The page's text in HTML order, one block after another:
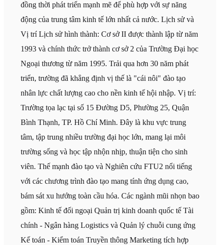
đồng thời phát triển mạnh mẽ để phù hợp với sự năng
động của trung tâm kinh tế lớn nhất cả nước. Lịch sử và
Vị trí Lịch sử hình thành: Cơ sở II được thành lập từ năm
1993 và chính thức trở thành cơ sở 2 của Trường Đại học
Ngoại thương từ năm 1995. Trải qua hơn 30 năm phát
triển, trường đã khẳng định vị thế là "cái nôi" đào tạo
nhân lực chất lượng cao cho nền kinh tế hội nhập. Vị trí:
Trường tọa lạc tại số 15 Đường D5, Phường 25, Quận
Bình Thạnh, TP. Hồ Chí Minh. Đây là khu vực trung
tâm, tập trung nhiều trường đại học lớn, mang lại môi
trường sống và học tập nhộn nhịp, thuận tiện cho sinh
viên. Thế mạnh đào tạo và Nghiên cứu FTU2 nổi tiếng
với các chương trình đào tạo mang tính ứng dụng cao,
bám sát xu hướng toàn cầu hóa. Các ngành mũi nhọn bao
gồm: Kinh tế đối ngoại Quản trị kinh doanh quốc tế Tài
chính - Ngân hàng Logistics và Quản lý chuỗi cung ứng
Kế toán - Kiểm toán Truyền thông Marketing tích hợp